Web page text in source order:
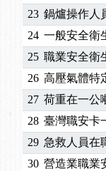
23 鍋爐操作人
24 一般安全衛
25 職業安全衛
26 高壓氣體特
27 荷重在一公
28 臺灣職安卡
29 急救人員在
30 營造業職業